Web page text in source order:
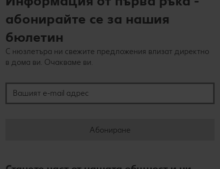
абонирайте се за нашия
бюлетин
С нюзлетъра ни свежите предложения влизат директно
в дома ви. Очакваме ви.
Абониране